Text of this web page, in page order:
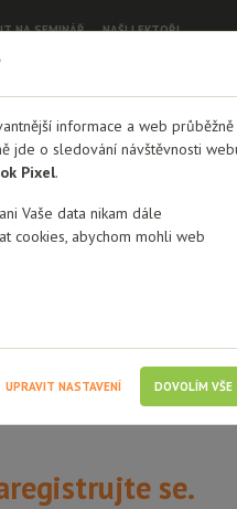
NA SEMINÁŘ NAŠI LEKTOŘI
- semináře
se.
informace a web průběžně
jde o sledování návštěvnosti
Pixel.
Vaše data nikam dále
cookies, abychom mohli web
UPRAVIT NASTAVENÍ DOVOLÍM VŠE